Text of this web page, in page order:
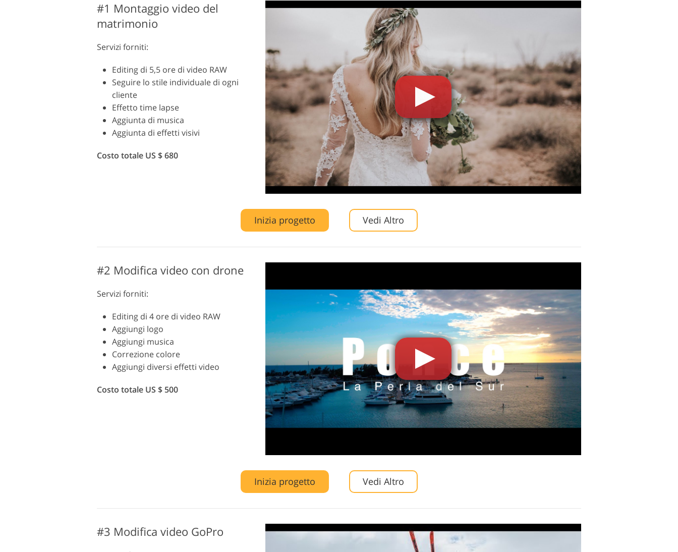
#1 Montaggio video del
matrimonio
Servizi forniti:
Editing di 5,5 ore di video RAW
Seguire lo stile individuale di ogni
cliente
Effetto time lapse
Aggiunta di musica
Aggiunta di effetti visivi
Costo totale US $ 680
Inizia progetto Vedi Altro
#2 Modifica video con drone
Servizi forniti:
Editing di 4 ore di video RAW
Aggiungi logo
Aggiungi musica
Correzione colore
Aggiungi diversi effetti video
Costo totale US $ 500
Inizia progetto Vedi Altro
#3 Modifica video GoPro